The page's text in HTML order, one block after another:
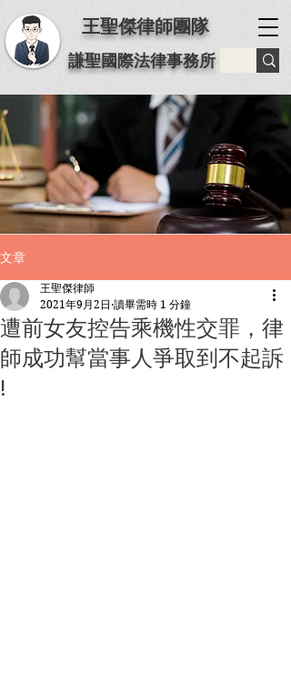
王聖傑律師團隊
謙聖國際法律事務所
文章
⁡遭前女友控告乘機性交罪，律
師成功幫當事人爭取到不起訴
!
王聖傑律師
2021年9月2日 讀畢需時 1 分鐘